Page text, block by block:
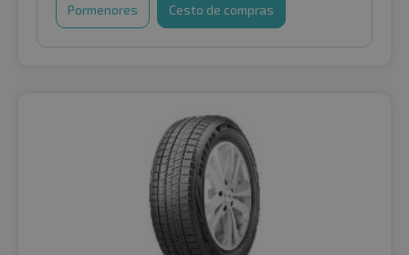
Pormenores Cesto de compras